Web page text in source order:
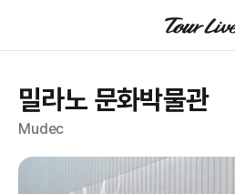
밀라노 문화박물관
Mudec